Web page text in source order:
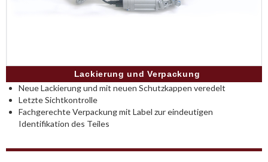
Lackierung und Verpackung
Neue Lackierung und mit neuen Schutzkappen veredelt
Letzte Sichtkontrolle
Fachgerechte Verpackung mit Label zur eindeutigen
Identifikation des Teiles